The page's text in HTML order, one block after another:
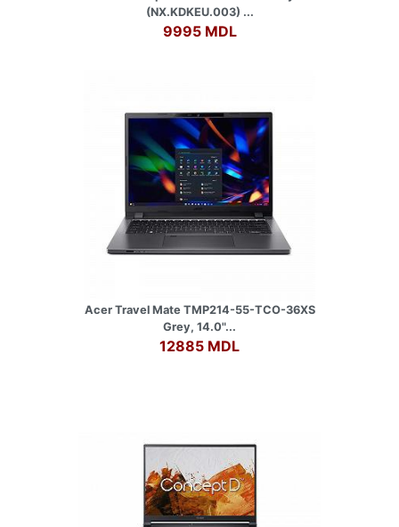
(NX.KDKEU.003) ...
9995 MDL
Acer Travel Mate TMP214-55-TCO-36XS
Grey, 14.0"...
12885 MDL